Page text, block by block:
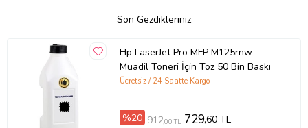
Son Gezdikleriniz
Hp LaserJet Pro MFP M125rnw
Muadil Toneri İçin Toz 50 Bin Baskı
Ücretsiz / 24 Saatte Kargo
%20 912,00 TL 729,60 TL